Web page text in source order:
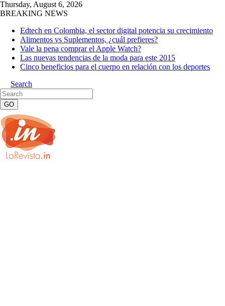
Thursday, August 6, 2026
BREAKING NEWS
Edtech en Colombia, el sector digital potencia su crecimiento
Alimentos vs Suplementos, ¿cuál prefieres?
Vale la pena comprar el Apple Watch?
Las nuevas tendencias de la moda para este 2015
Cinco beneficios para el cuerpo en relación con los deportes
Search